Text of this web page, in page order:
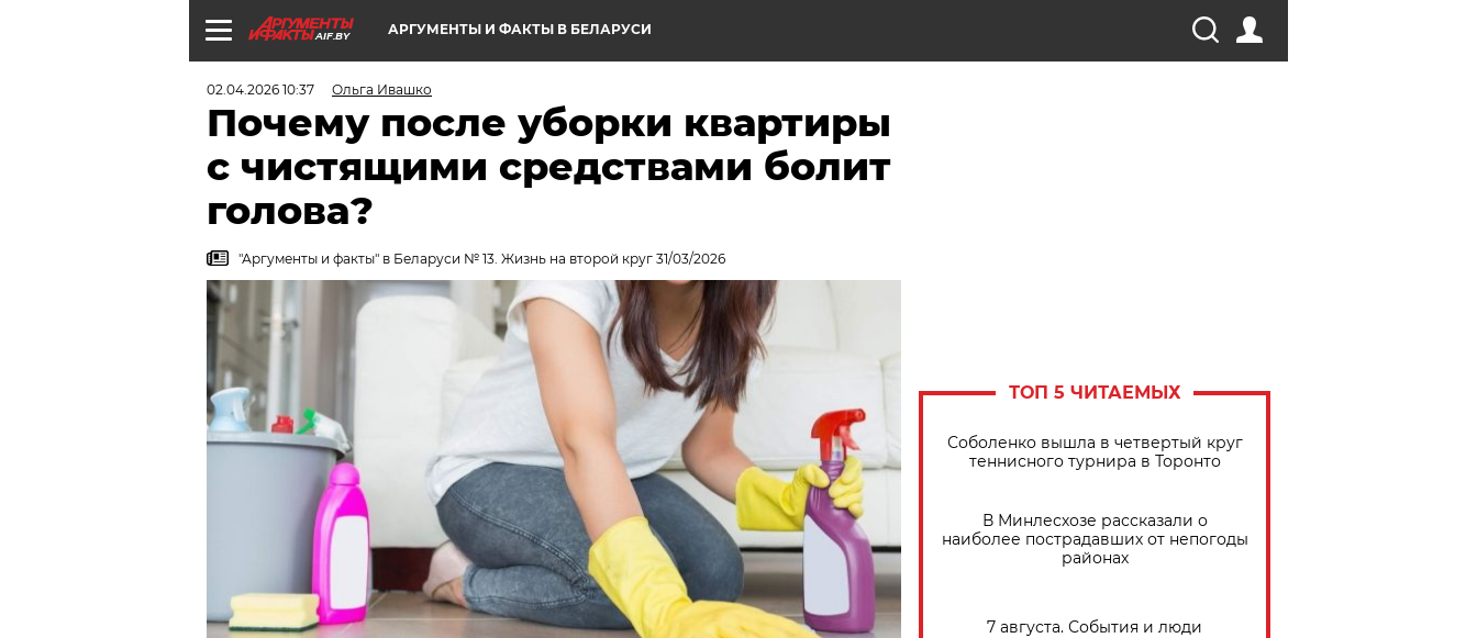
AIF.BY АРГУМЕНТЫ И ФАКТЫ В БЕЛАРУСИ
02.04.2026 10:37 Ольга Ивашко
Почему после уборки квартиры
с чистящими средствами болит
голова?
"Аргументы и факты" в Беларуси № 13. Жизнь на второй круг 31/03/2026
ТОП 5 ЧИТАЕМЫХ
Соболенко вышла в четвертый круг
теннисного турнира в Торонто
В Минлесхозе рассказали о
наиболее пострадавших от непогоды
районах
7 августа. События и люди